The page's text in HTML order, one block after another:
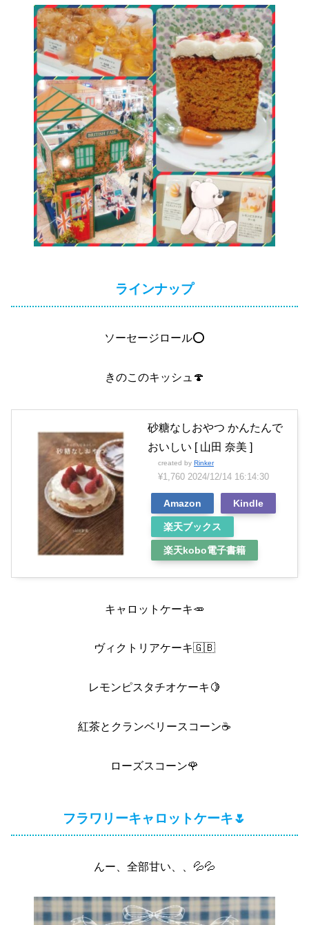
ラインナップ
ソーセージロール️⭕️
きのこのキッシュ🍄
砂糖なしおやつ かんたんで
おいしい [ 山田 奈美 ]
created by Rinker
¥1,760 2024/12/14 16:14:30
Amazon Kindle
楽天ブックス
楽天kobo電子書籍
キャロットケーキ🥕
ヴィクトリアケーキ🇬🇧
レモンピスタチオケーキ🍋
紅茶とクランベリースコーン☕️
ローズスコーン🌹
フラワリーキャロットケーキ🌷
んー、全部甘い、、💦💦